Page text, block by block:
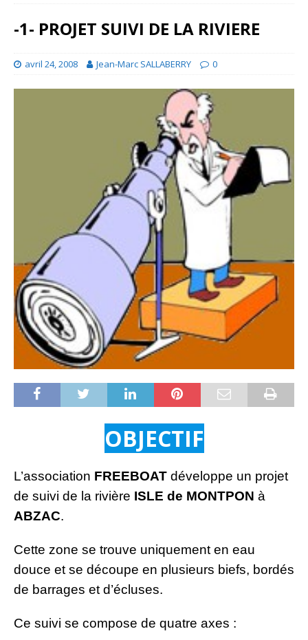
-1- PROJET SUIVI DE LA RIVIERE
avril 24, 2008 Jean-Marc SALLABERRY 0
OBJECTIF
L’association FREEBOAT développe un projet
de suivi de la rivière ISLE de MONTPON à
ABZAC.
Cette zone se trouve uniquement en eau
douce et se découpe en plusieurs biefs, bordés
de barrages et d’écluses.
Ce suivi se compose de quatre axes :